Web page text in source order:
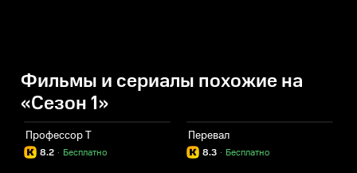
Фильмы и сериалы похожие на
«Сезон 1»
Профессор Т
8.2 Бесплатно
·
Перевал
8.3 Бесплатно
·